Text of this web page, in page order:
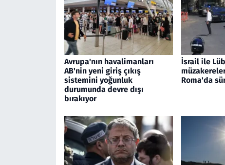
Avrupa'nın havalimanları
AB'nin yeni giriş çıkış
sistemini yoğunluk
durumunda devre dışı
bırakıyor
İsrail ile
Roma'da